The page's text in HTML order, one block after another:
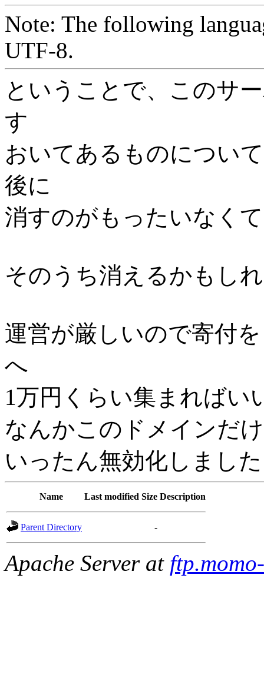
Note: The following
UTF-8.
ということで、このサ
す
おいてあるものについ
後に
消すのがもったいなく
そのうち消えるかもし
運営が厳しいので寄付
へ
1万円くらい集まればい
なんかこのドメインだ
いったん無効化しまし
Name Last modified Size Description
Parent Directory -
Apache Server at